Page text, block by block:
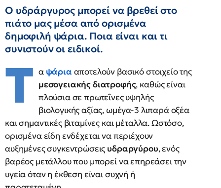
Ο υδράργυρος μπορεί να βρεθεί στο
πιάτο μας μέσα από ορισμένα
δημοφιλή ψάρια. Ποια είναι και τι
συνιστούν οι ειδικοί.
Τ α ψάρια αποτελούν βασικό στοιχείο της
μεσογειακής διατροφής, καθώς είναι
πλούσια σε πρωτεΐνες υψηλής
βιολογικής αξίας, ωμέγα-3 λιπαρά οξέα
και σημαντικές βιταμίνες και μέταλλα. Ωστόσο,
ορισμένα είδη ενδέχεται να περιέχουν
αυξημένες συγκεντρώσεις υδραργύρου, ενός
βαρέος μετάλλου που μπορεί να επηρεάσει την
υγεία όταν η έκθεση είναι συχνή ή